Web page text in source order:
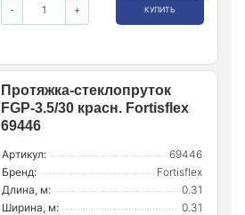
- + КУПИТЬ
Протяжка-стеклопруток
FGP-3.5/30 красн. Fortisflex
69446
Артикул:
69446
Бренд:
Fortisflex
Длина, м:
0.31
Ширина, м:
0.31